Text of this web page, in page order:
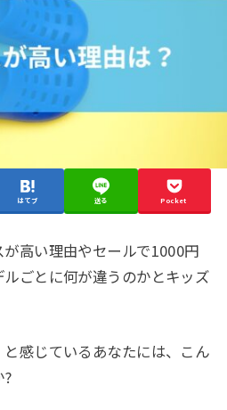
はてブ 送る Pocket
高い理由やセールで1000円
ごとに何が違うのかとキッズ
感じているあなたには、こん
?